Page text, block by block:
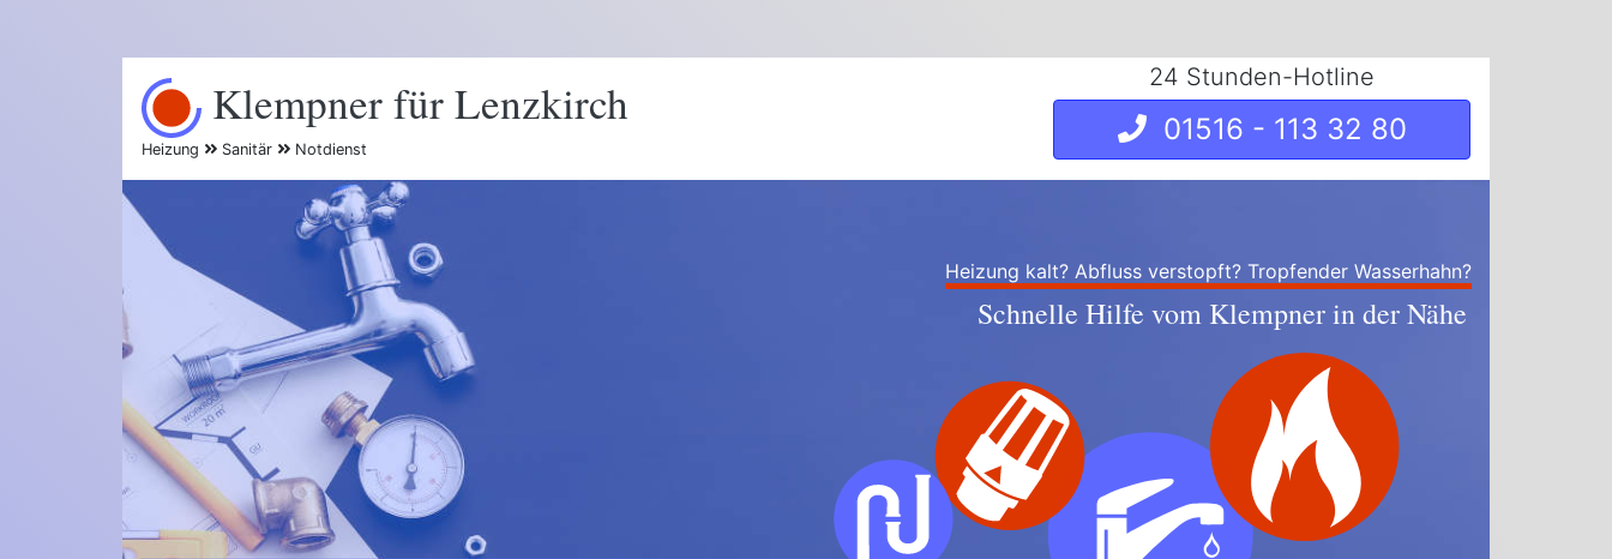
Klempner für Lenzkirch
Heizung Sanitär Notdienst
24 Stunden-Hotline
01516 - 113 32 80
Heizung kalt? Abfluss verstopft? Tropfender Wasserhahn?
Schnelle Hilfe vom Klempner in der Nähe